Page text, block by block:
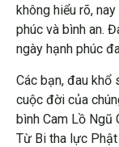
không hiểu rõ,
phúc và bình an.
ngày hạnh phúc
Các bạn, đau khổ
cuộc đời của
bình Cam Lồ Ngũ
Từ Bi tha lực